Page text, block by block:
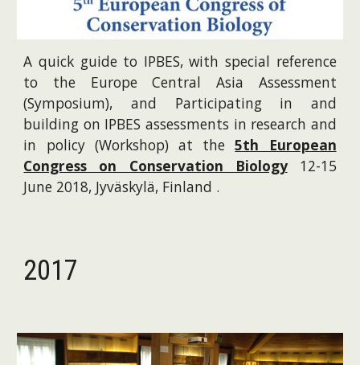
A quick guide to IPBES, with special reference
to the Europe Central Asia Assessment
(Symposium), and Participating in and
building on IPBES assessments in research and
in policy (Workshop) at the5th European
Congress on Conservation Biology12-15
June 2018, Jyväskylä, Finland .
2017